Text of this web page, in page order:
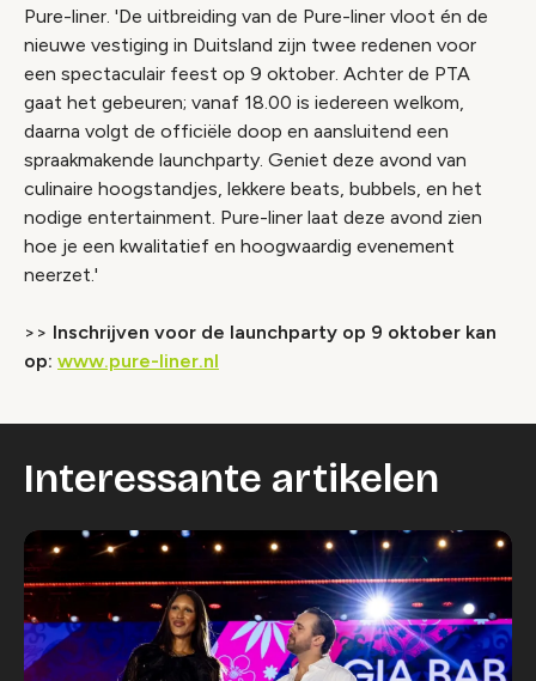
Pure-liner. 'De uitbreiding van de Pure-liner vloot én de
nieuwe vestiging in Duitsland zijn twee redenen voor
een spectaculair feest op 9 oktober. Achter de PTA
gaat het gebeuren; vanaf 18.00 is iedereen welkom,
daarna volgt de officiële doop en aansluitend een
spraakmakende launchparty. Geniet deze avond van
culinaire hoogstandjes, lekkere beats, bubbels, en het
nodige entertainment. Pure-liner laat deze avond zien
hoe je een kwalitatief en hoogwaardig evenement
neerzet.'
>> Inschrijven voor de launchparty op 9 oktober kan
op: www.pure-liner.nl
Interessante artikelen